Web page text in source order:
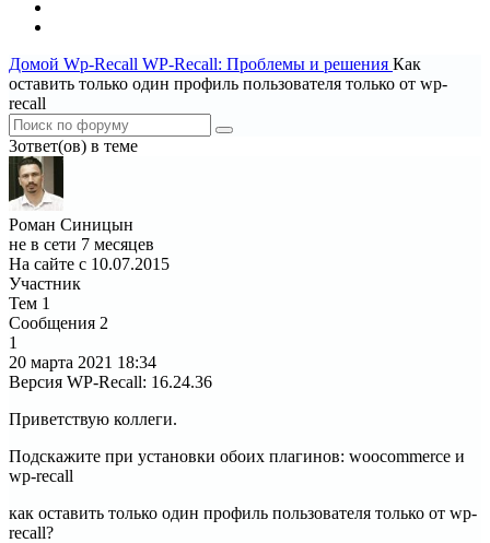
Домой Wp-Recall WP-Recall: Проблемы и решения Как
оставить только один профиль пользователя только от wp-
recall
3ответ(ов) в теме
Роман Синицын
не в сети 7 месяцев
На сайте с 10.07.2015
Участник
Тем 1
Сообщения 2
1
20 марта 2021 18:34
Версия WP-Recall: 16.24.36
Приветствую коллеги.
Подскажите при установки обоих плагинов: woocommerce и
wp-recall
как оставить только один профиль пользователя только от wp-
recall?